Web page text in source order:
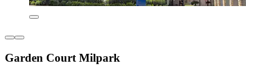
Garden Court Milpark